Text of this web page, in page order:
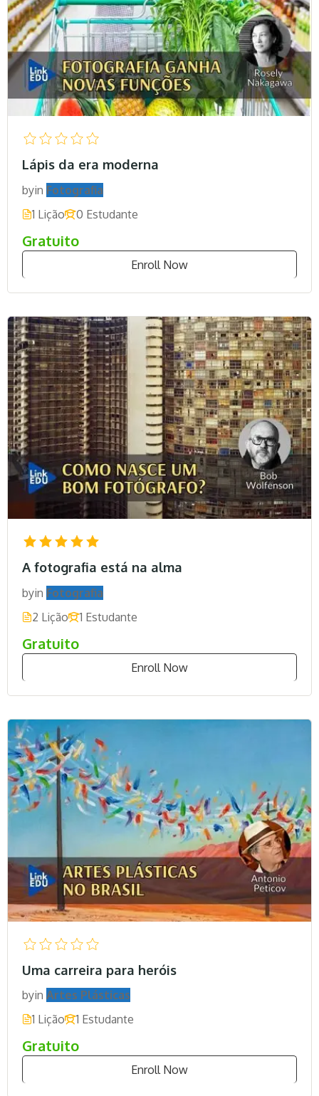
Lápis da era moderna
byin Fotografia
1 Lição
0 Estudante
Gratuito
Enroll Now
A fotografia está na alma
byin Fotografia
2 Lição
1 Estudante
Gratuito
Enroll Now
Uma carreira para heróis
byin Artes Plásticas
1 Lição
1 Estudante
Gratuito
Enroll Now